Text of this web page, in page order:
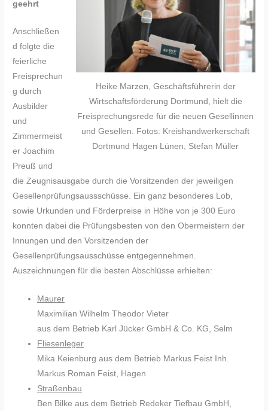
Heike Marzen, Geschäftsführerin der
Wirtschaftsförderung Dortmund, hielt die
Freisprechungsrede für die neuen Gesellinnen
und Gesellen. Fotos: Kreishandwerkerschaft
Dortmund Hagen Lünen, Stefan Müller
geehrt
Anschließen
d folgte die
feierliche
Freisprechun
g durch
Ausbilder
und
Zimmermeist
er Joachim
Preuß und
die Zeugnisausgabe durch die Vorsitzenden der jeweiligen
Gesellenprüfungsaussschüsse. Ein ganz besonderes Lob,
sowie Urkunden und Förderpreise in Höhe von je 300 Euro
konnten dabei die Prüfungsbesten von den Obermeistern der
Innungen und den Vorsitzenden der
Gesellenprüfungsausschüsse entgegennehmen.
Auszeichnungen für die besten Abschlüsse erhielten:
Maurer
Maximilian Wilhelm Theodor Vieter
aus dem Betrieb Karl Jücker GmbH & Co. KG, Selm
Fliesenleger
Mika Keienburg aus dem Betrieb Markus Feist Inh.
Markus Roman Feist, Hagen
Straßenbau
Ben Bilke aus dem Betrieb Redeker Tiefbau GmbH,